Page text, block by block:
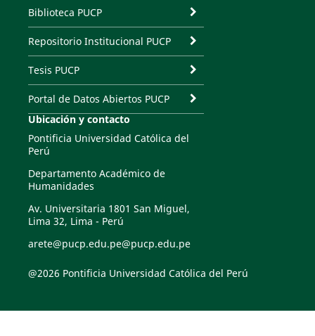
Biblioteca PUCP
Repositorio Institucional PUCP
Tesis PUCP
Portal de Datos Abiertos PUCP
Ubicación y contacto
Pontificia Universidad Católica del
Perú
Departamento Académico de
Humanidades
Av. Universitaria 1801 San Miguel,
Lima 32, Lima - Perú
arete@pucp.edu.pe@pucp.edu.pe
@2026 Pontificia Universidad Católica del Perú